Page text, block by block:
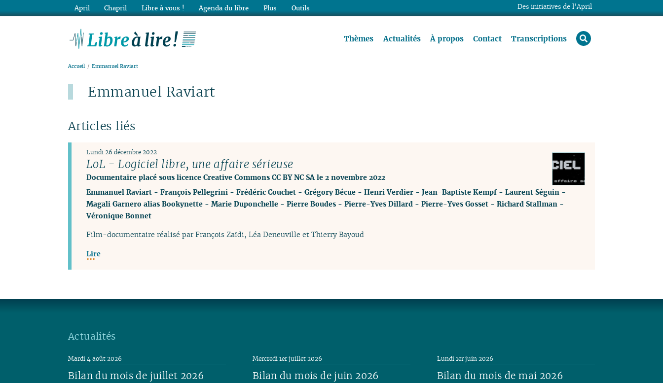
Thèmes Actualités À propos Contact Transcriptions rechercher
Accueil Emmanuel Raviart
Emmanuel Raviart
Articles liés
LoL - Logiciel libre, une affaire sérieuse
Documentaire placé sous licence Creative Commons CC BY NC SA le 2 novembre 2022
Lundi 26 décembre 2022
Emmanuel Raviart- François Pellegrini- Frédéric Couchet- Grégory Bécue- Henri Verdier- Jean-Baptiste Kempf- Laurent Séguin-
Magali Garnero alias Bookynette- Marie Duponchelle - Pierre Boudes- Pierre-Yves Dillard- Pierre-Yves Gosset- Richard Stallman-
Véronique Bonnet
Film-documentaire réalisé par François Zaïdi, Léa Deneuville et Thierry Bayoud
Lire
Actualités
Bilan du mois de juillet 2026
Mardi 4 août 2026
Bilan du mois de juin 2026
Mercredi 1er juillet 2026
Bilan du mois de mai 2026
Lundi 1er juin 2026
Des initiatives de l’April
April Chapril Libre à vous ! Agenda du libre Plus Outils